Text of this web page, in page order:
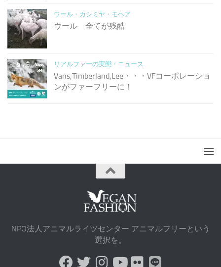
ウール・カシミヤ・モヘア
ウール 全てが残酷
リアルファーの実態・ニュース
Vans,Timberland,Lee・・・VFコーポレーショ
ンがファーフリーに！
NPO法人アニマルライツセンター アニマルフリーという
選択を。